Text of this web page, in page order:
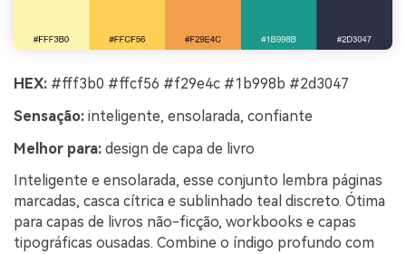
HEX: #fff3b0 #ffcf56 #f29e4c #1b998b #2d3047
Sensação: inteligente, ensolarada, confiante
Melhor para: design de capa de livro
Inteligente e ensolarada, esse conjunto lembra páginas
marcadas, casca cítrica e sublinhado teal discreto. Ótima
para capas de livros não-ficção, workbooks e capas
tipográficas ousadas. Combine o índigo profundo com